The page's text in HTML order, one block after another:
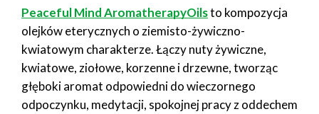
Peaceful Mind AromatherapyOilsto kompozycja
olejków eterycznych o ziemisto-żywiczno-
kwiatowym charakterze. Łączy nuty żywiczne,
kwiatowe, ziołowe, korzenne i drzewne, tworząc
głęboki aromat odpowiedni do wieczornego
odpoczynku, medytacji, spokojnej pracy z oddechem